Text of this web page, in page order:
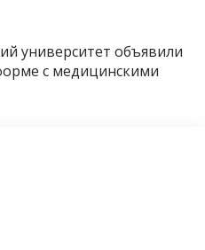
университет объявили
с медицинскими